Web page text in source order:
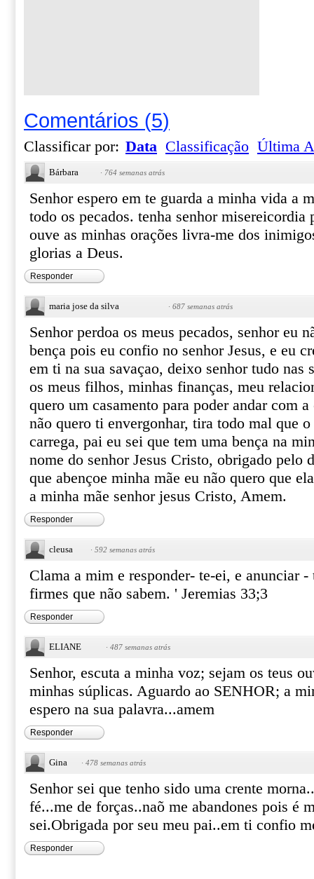
Comentários (5)
Classificar por: Data Classificação Última
Bárbara · 764 semanas atrás
Senhor espero em te guarda a minha vida a
todo os pecados. tenha senhor misereicordia
ouve as minhas orações livra-me dos
glorias a Deus.
Responder
maria jose da silva · 687 semanas atrás
Senhor perdoa os meus pecados, senhor eu
bença pois eu confio no senhor Jesus, e eu
em ti na sua savaçao, deixo senhor tudo nas
os meus filhos, minhas finanças, meu
quero um casamento para poder andar com
não quero ti envergonhar, tira todo mal que
carrega, pai eu sei que tem uma bença na
nome do senhor Jesus Cristo, obrigado pelo
que abençoe minha mãe eu não quero que
a minha mãe senhor jesus Cristo, Amem.
Responder
cleusa · 592 semanas atrás
Clama a mim e responder- te-ei, e anunciar -
firmes que não sabem. ' Jeremias 33;3
Responder
ELIANE · 487 semanas atrás
Senhor, escuta a minha voz; sejam os teus
minhas súplicas. Aguardo ao SENHOR; a
espero na sua palavra...amem
Responder
Gina · 478 semanas atrás
Senhor sei que tenho sido uma crente
fé...me de forças..naõ me abandones pois é
sei.Obrigada por seu meu pai..em ti confio
Responder